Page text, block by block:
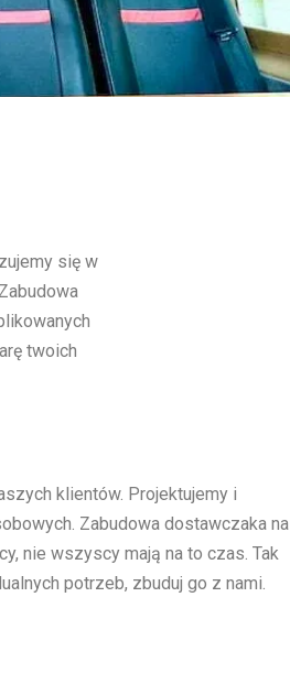
się w
twoich
klientów. Projektujemy i
Zabudowa dostawczaka na
nie wszyscy mają na to czas. Tak
potrzeb, zbuduj go z nami.